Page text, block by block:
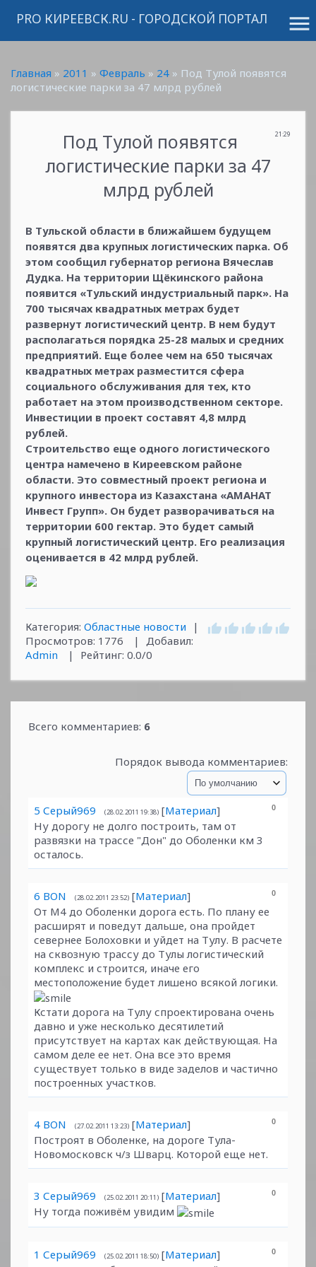
menu
PRO КИРЕЕВСК.RU - ГОРОДСКОЙ ПОРТАЛ
Главная » 2011 » Февраль » 24 » Под Тулой появятся
логистические парки за 47 млрд рублей
21:29
Под Тулой появятся
логистические парки за 47
млрд рублей
В Тульской области в ближайшем будущем
появятся два крупных логистических парка. Об
этом сообщил губернатор региона Вячеслав
Дудка. На территории Щёкинского района
появится «Тульский индустриальный парк». На
700 тысячах квадратных метрах будет
развернут логистический центр. В нем будут
располагаться порядка 25-28 малых и средних
предприятий. Еще более чем на 650 тысячах
квадратных метрах разместится сфера
социального обслуживания для тех, кто
работает на этом производственном секторе.
Инвестиции в проект составят 4,8 млрд
рублей.
Строительство еще одного логистического
центра намечено в Киреевском районе
области. Это совместный проект региона и
крупного инвестора из Казахстана «АМАНАТ
Инвест Групп». Он будет разворачиваться на
территории 600 гектар. Это будет самый
крупный логистический центр. Его реализация
оценивается в 42 млрд рублей.
Категория: Областные новости
|
Просмотров: 1776 | Добавил:
Admin
| Рейтинг: 0.0/0
Всего комментариев: 6
Порядок вывода комментариев:
0
5 Серый969 (28.02.2011 19:38) [Материал]
Ну дорогу не долго построить, там от
развязки на трассе "Дон" до Оболенки км 3
осталось.
0
6 BON (28.02.2011 23:52) [Материал]
От М4 до Оболенки дорога есть. По плану ее
расширят и поведут дальше, она пройдет
севернее Болоховки и уйдет на Тулу. В расчете
на сквозную трассу до Тулы логистический
комплекс и строится, иначе его
местоположение будет лишено всякой логики.
Кстати дорога на Тулу спроектирована очень
давно и уже несколько десятилетий
присутствует на картах как действующая. На
самом деле ее нет. Она все это время
существует только в виде заделов и частично
построенных участков.
0
4 BON (27.02.2011 13:23) [Материал]
Построят в Оболенке, на дороге Тула-
Новомосковск ч/з Шварц. Которой еще нет.
0
3 Серый969 (25.02.2011 20:11) [Материал]
Ну тогда поживём увидим
0
1 Серый969 (25.02.2011 18:50) [Материал]